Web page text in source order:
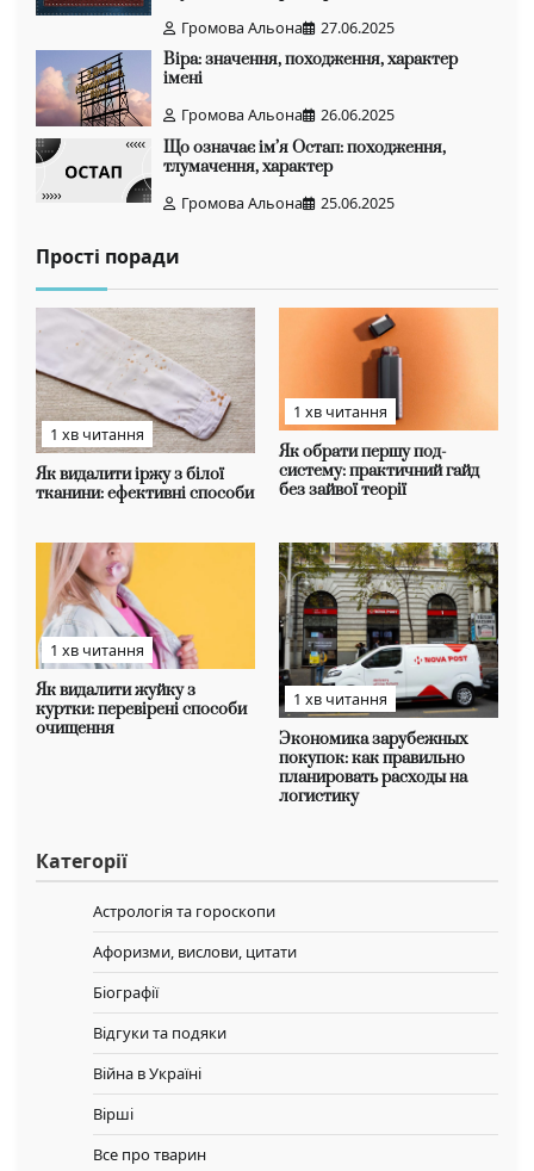
Громова Альона
27.06.2025
Віра: значення, походження, характер
імені
Громова Альона
26.06.2025
Що означає ім’я Остап: походження,
тлумачення, характер
Громова Альона
25.06.2025
Прості поради
1 хв читання
Як видалити іржу з білої
тканини: ефективні способи
1 хв читання
Як обрати першу под-
систему: практичний гайд
без зайвої теорії
1 хв читання
Як видалити жуйку з
куртки: перевірені способи
очищення
1 хв читання
Экономика зарубежных
покупок: как правильно
планировать расходы на
логистику
Категорії
Астрологія та гороскопи
Афоризми, вислови, цитати
Біографії
Відгуки та подяки
Війна в Україні
Вірші
Все про тварин